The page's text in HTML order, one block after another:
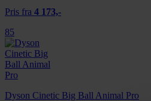
Pris fra 4 173,-
85
Dyson Cinetic Big Ball Animal Pro